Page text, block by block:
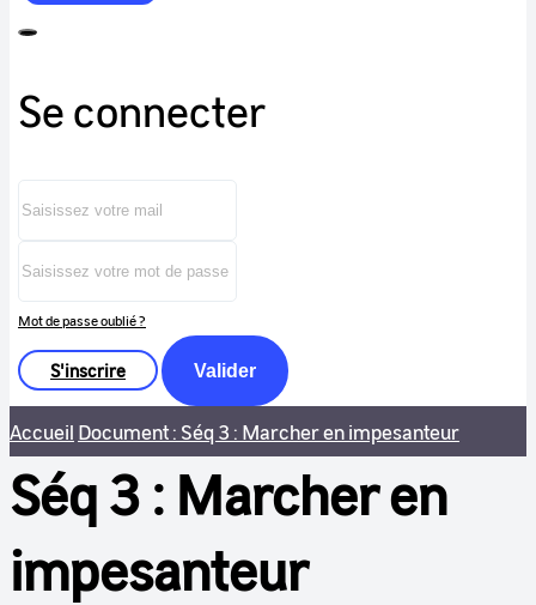
Se connecter
Mot de passe oublié ?
S'inscrire Valider
Accueil Document : Séq 3 : Marcher en impesanteur
Séq 3 : Marcher en
impesanteur